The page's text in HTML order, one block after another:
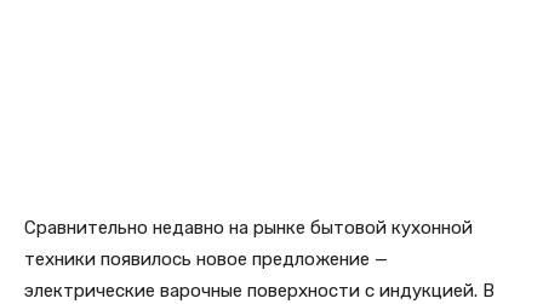
Сравнительно недавно на рынке бытовой кухонной
техники появилось новое предложение —
электрические варочные поверхности с индукцией. В